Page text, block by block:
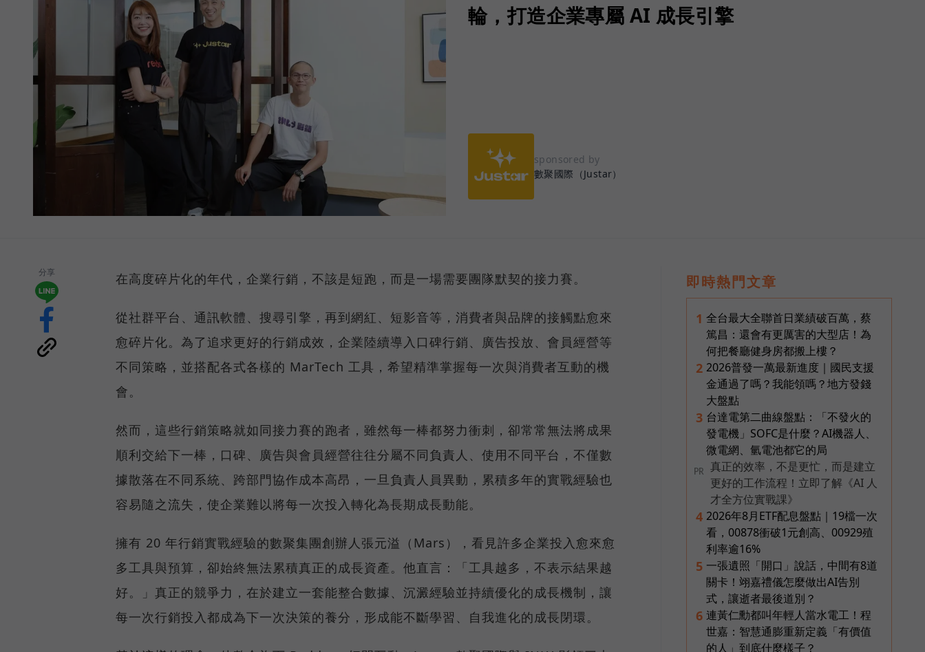
輪，打造企業專屬 AI 成長引擎
sponsored by
數聚國際（Justar）
分享 在高度碎片化的年代，企業行銷，不該是短跑，而是一場需要團隊默契的接力賽。
從社群平台、通訊軟體、搜尋引擎，再到網紅、短影音等，消費者與品牌的接觸點愈來
愈碎片化。為了追求更好的行銷成效，企業陸續導入口碑行銷、廣告投放、會員經營等
不同策略，並搭配各式各樣的 MarTech 工具，希望精準掌握每一次與消費者互動的機
會。
然而，這些行銷策略就如同接力賽的跑者，雖然每一棒都努力衝刺，卻常常無法將成果
順利交給下一棒，口碑、廣告與會員經營往往分屬不同負責人、使用不同平台，不僅數
據散落在不同系統、跨部門協作成本高昂，一旦負責人員異動，累積多年的實戰經驗也
容易隨之流失，使企業難以將每一次投入轉化為長期成長動能。
擁有 20 年行銷實戰經驗的數聚集團創辦人張元溢（Mars），看見許多企業投入愈來愈
多工具與預算，卻始終無法累積真正的成長資產。他直言：「工具越多，不表示結果越
好。」真正的競爭力，在於建立一套能整合數據、沉澱經驗並持續優化的成長機制，讓
每一次行銷投入都成為下一次決策的養分，形成能不斷學習、自我進化的成長閉環。
即時熱門文章
1 全台最大全聯首日業績破百萬，蔡
篤昌：還會有更厲害的大型店！為
何把餐廳健身房都搬上樓？
2 2026普發一萬最新進度｜國民支援
金通過了嗎？我能領嗎？地方發錢
大盤點
3 台達電第二曲線盤點：「不發火的
發電機」SOFC是什麼？AI機器人、
微電網、氫電池都它的局
PR
真正的效率，不是更忙，而是建立
更好的工作流程！立即了解《AI 人
才全方位實戰課》
4 2026年8月ETF配息盤點｜19檔一次
看，00878衝破1元創高、00929殖
利率逾16%
5 一張遺照「開口」說話，中間有8道
關卡！翊嘉禮儀怎麼做出AI告別
式，讓逝者最後道別？
6 連黃仁勳都叫年輕人當水電工！程
世嘉：智慧通膨重新定義「有價值
的人」到底什麼樣子？